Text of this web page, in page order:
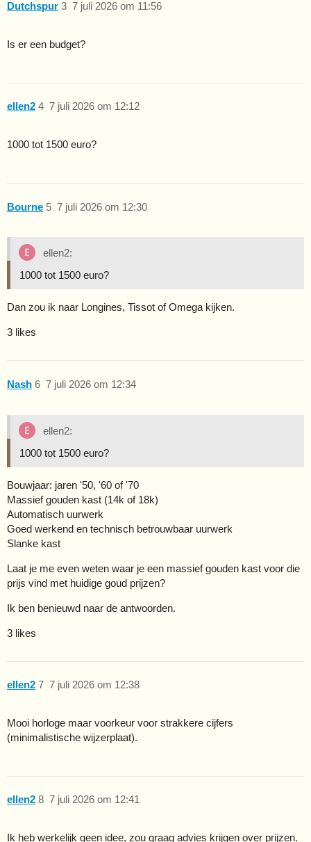
Dutchspur 7 juli 2026 om 11:56
3
Is er een budget?
ellen2 7 juli 2026 om 12:12
4
1000 tot 1500 euro?
Bourne 7 juli 2026 om 12:30
5
ellen2:
1000 tot 1500 euro?
Dan zou ik naar Longines, Tissot of Omega kijken.
3 likes
Nash 7 juli 2026 om 12:34
6
ellen2:
1000 tot 1500 euro?
Bouwjaar: jaren '50, '60 of '70
Massief gouden kast (14k of 18k)
Automatisch uurwerk
Goed werkend en technisch betrouwbaar uurwerk
Slanke kast
Laat je me even weten waar je een massief gouden kast voor die
prijs vind met huidige goud prijzen?
Ik ben benieuwd naar de antwoorden.
3 likes
ellen2 7 juli 2026 om 12:38
7
Mooi horloge maar voorkeur voor strakkere cijfers
(minimalistische wijzerplaat).
ellen2 7 juli 2026 om 12:41
8
Ik heb werkelijk geen idee, zou graag advies krijgen over prijzen.